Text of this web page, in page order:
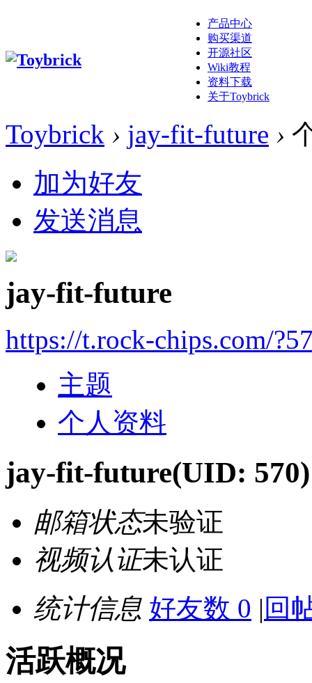
产品中心
购买渠道
开源社区
Wiki教程
资料下载
关于Toybrick
Toybrick › jay-fit-future ›
加为好友
发送消息
jay-fit-future
https://t.rock-chips.com/
主题
个人资料
jay-fit-future(UID: 570)
邮箱状态未验证
视频认证未认证
统计信息 好友数 0 | 回
活跃概况